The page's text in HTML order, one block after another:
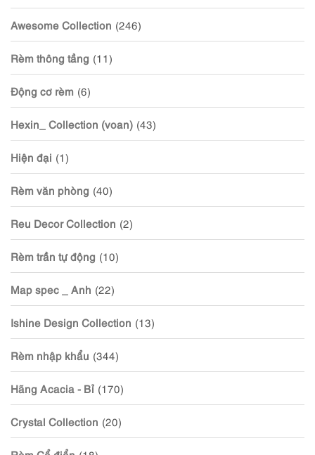
Awesome Collection (246)
Rèm thông tầng (11)
Động cơ rèm (6)
Hexin_ Collection (voan) (43)
Hiện đại (1)
Rèm văn phòng (40)
Reu Decor Collection (2)
Rèm trần tự động (10)
Map spec _ Anh (22)
Ishine Design Collection (13)
Rèm nhập khẩu (344)
Hãng Acacia - Bỉ (170)
Crystal Collection (20)